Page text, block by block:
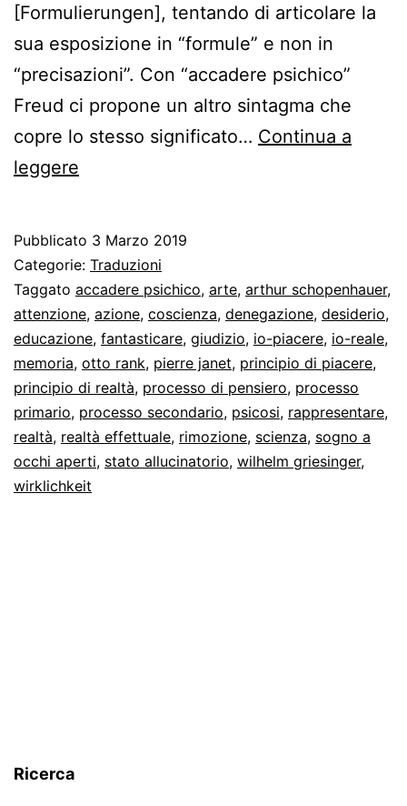
[Formulierungen], tentando di articolare la
sua esposizione in “formule” e non in
“precisazioni”. Con “accadere psichico”
Freud ci propone un altro sintagma che
copre lo stesso significato… Continua a
leggere
principi
dell’accadere
psichico
Pubblicato 3 Marzo 2019
Categorie: Traduzioni
Taggato accadere psichico, arte, arthur schopenhauer,
attenzione, azione, coscienza, denegazione, desiderio,
educazione, fantasticare, giudizio, io-piacere, io-reale,
memoria, otto rank, pierre janet, principio di piacere,
principio di realtà, processo di pensiero, processo
primario, processo secondario, psicosi, rappresentare,
realtà, realtà effettuale, rimozione, scienza, sogno a
occhi aperti, stato allucinatorio, wilhelm griesinger,
wirklichkeit
Ricerca